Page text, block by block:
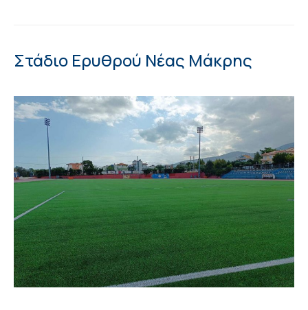
Στάδιο Ερυθρού Νέας Μάκρης